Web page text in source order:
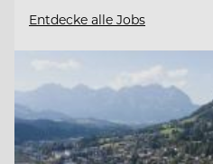
Entdecke alle Jobs